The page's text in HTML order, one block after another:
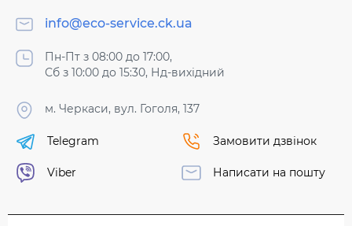
info@eco-service.ck.ua
Пн-Пт з 08:00 до 17:00,
Сб з 10:00 до 15:30, Нд-вихідний
м. Черкаси, вул. Гоголя, 137
Telegram
Viber
Замовити дзвінок
Написати на пошту